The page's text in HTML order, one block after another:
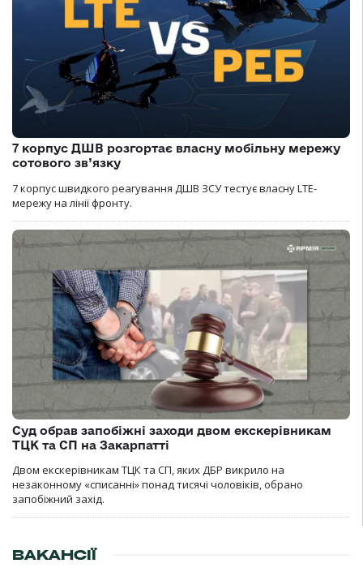
7 корпус ДШВ розгортає власну мобільну мережу
сотового зв’язку
7 корпус швидкого реагування ДШВ ЗСУ тестує власну LTE-
мережу на лінії фронту.
Суд обрав запобіжні заходи двом екскерівникам
ТЦК та СП на Закарпатті
Двом екскерівникам ТЦК та СП, яких ДБР викрило на
незаконному «списанні» понад тисячі чоловіків, обрано
запобіжний захід.
ВАКАНСІЇ